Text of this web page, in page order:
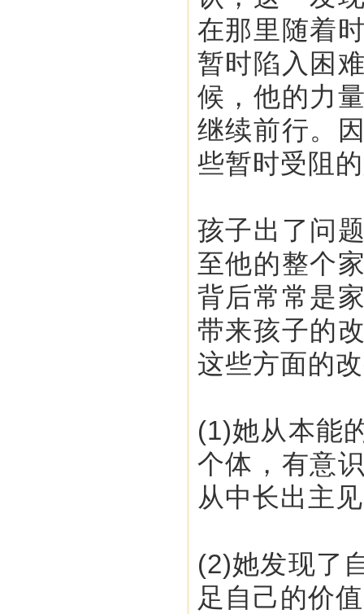
在那里随着
暂时陷入困
候，他的力
继续前行。
些暂时受阻
孩子出了问
至他的整个
背后常常是
带来孩子的
这些方面的
(1)她从本能
个体，有意
从中长出主
(2)她发现了
足自己的价